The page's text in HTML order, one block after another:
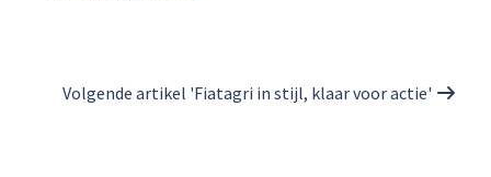
Volgende artikel 'Fiatagri in stijl, klaar voor actie'